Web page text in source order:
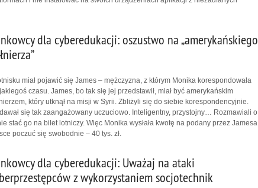
dla cyberedukacji: oszustwo na „amerykańskiego
miał pojawić się James – mężczyzna, z którym Monika korespondowała
czasu. James, bo tak się jej przedstawił, miał być amerykańskim
który utknął na misji w Syrii. Zbliżyli się do siebie korespondencyjnie.
się tak zaangażowany uczuciowo. Inteligentny, przystojny… Rozmawiali o
stać go na bilet lotniczy. Więc Monika wysłała kwotę na podany przez Jamesa
poczuć się swobodnie – 40 tys. zł.
dla cyberedukacji: Uważaj na ataki
z wykorzystaniem socjotechnik